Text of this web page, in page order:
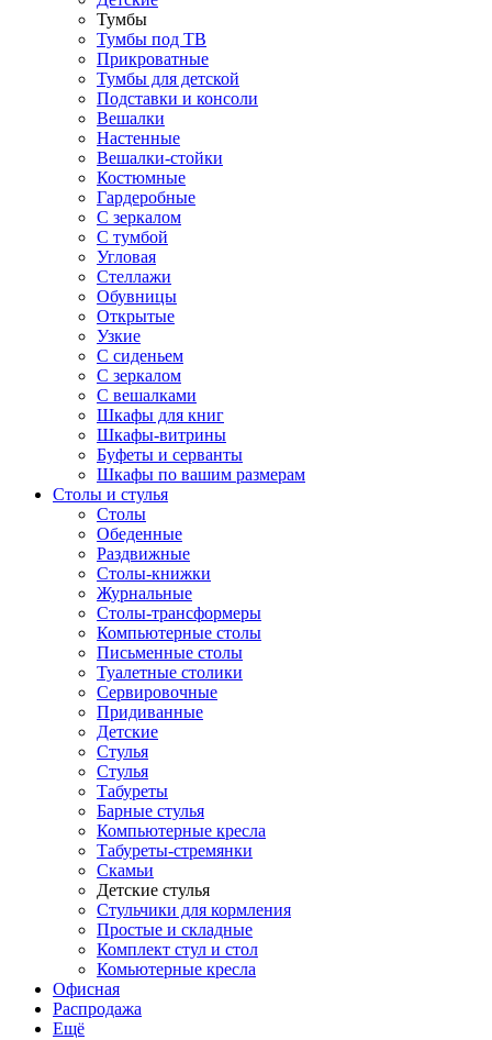
Тумбы
Тумбы под ТВ
Прикроватные
Тумбы для детской
Подставки и консоли
Вешалки
Настенные
Вешалки-стойки
Костюмные
Гардеробные
С зеркалом
С тумбой
Угловая
Стеллажи
Обувницы
Открытые
Узкие
С сиденьем
С зеркалом
С вешалками
Шкафы для книг
Шкафы-витрины
Буфеты и серванты
Шкафы по вашим размерам
Столы и стулья
Столы
Обеденные
Раздвижные
Столы-книжки
Журнальные
Столы-трансформеры
Компьютерные столы
Письменные столы
Туалетные столики
Сервировочные
Придиванные
Детские
Стулья
Стулья
Табуреты
Барные стулья
Компьютерные кресла
Табуреты-стремянки
Скамьи
Детские стулья
Стульчики для кормления
Простые и складные
Комплект стул и стол
Комьютерные кресла
Офисная
Распродажа
Eщё